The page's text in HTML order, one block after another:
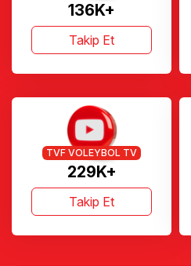
136K+
Takip Et
229K+
TVF VOLEYBOL TV
Takip Et